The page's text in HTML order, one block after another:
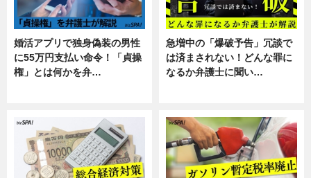
婚活アプリで独身偽装の男性
に55万円支払い命令！「貞操
権」とは何かを弁…
急増中の「爆破予告」冗談で
は済まされない！どんな罪に
なるか弁護士に聞い…